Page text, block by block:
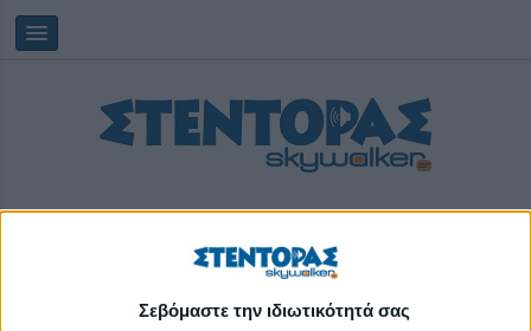
Σεβόμαστε την ιδιωτικότητά σας